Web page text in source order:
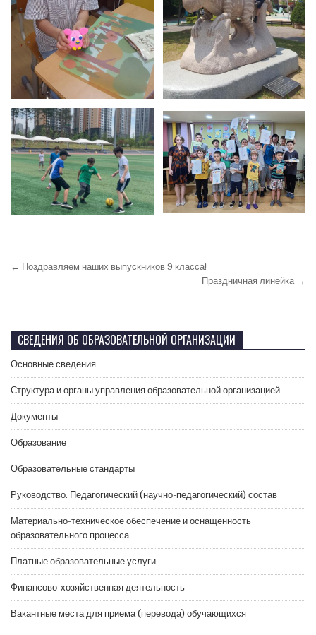
← Поздравляем наших выпускников 9 класса!
Праздничная линейка →
СВЕДЕНИЯ ОБ ОБРАЗОВАТЕЛЬНОЙ ОРГАНИЗАЦИИ
Основные сведения
Структура и органы управления образовательной организацией
Документы
Образование
Образовательные стандарты
Руководство. Педагогический (научно-педагогический) состав
Материально-техническое обеспечение и оснащенность
образовательного процесса
Платные образовательные услуги
Финансово-хозяйственная деятельность
Вакантные места для приема (перевода) обучающихся